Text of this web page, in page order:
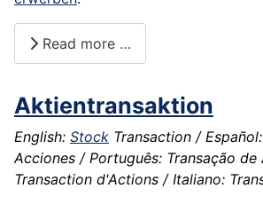
Read more …
Aktientransaktion
English: Stock Transaction /
Acciones / Português: Transação de
Transaction d'Actions / Italiano: